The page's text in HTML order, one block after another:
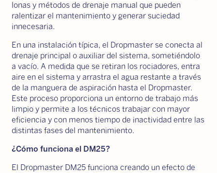
lonas y métodos de drenaje manual que pueden
ralentizar el mantenimiento y generar suciedad
innecesaria.
En una instalación típica, el Dropmaster se conecta al
drenaje principal o auxiliar del sistema, sometiéndolo
a vacío. A medida que se retiran los rociadores, entra
aire en el sistema y arrastra el agua restante a través
de la manguera de aspiración hasta el Dropmaster.
Este proceso proporciona un entorno de trabajo más
limpio y permite a los técnicos trabajar con mayor
eficiencia y con menos tiempo de inactividad entre las
distintas fases del mantenimiento.
¿Cómo funciona el DM25?
El Dropmaster DM25 funciona creando un efecto de